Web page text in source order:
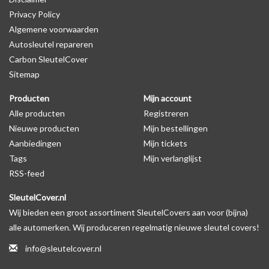
Levering
Voor 16:00 besteld = Dezelfde dag verzonden
Verzending naar België: 1/3 werkdagen
Merk: SleutelCover
Geschikt voor: Opel
Gewicht: 20g
Materiaal: Siliconen
Geschikt voor o.a. de volgende modellen:
* Afhankelijk van het bouwjaar
* Controleer
altijd alsnog eerst uw model sleutel met het
Privacy Policy
Algemene voorwaarden
Autosleutel repareren
Carbon SleutelCover
Sitemap
Producten
Alle producten
Nieuwe producten
Aanbiedingen
Tags
RSS-feed
Mijn account
Registreren
Mijn bestellingen
Mijn tickets
Mijn verlanglijst
SleutelCover.nl
Wij bieden een groot assortiment SleutelCovers aan voor (bijna)
alle automerken. Wij produceren regelmatig nieuwe sleutel covers!
info@sleutelcover.nl